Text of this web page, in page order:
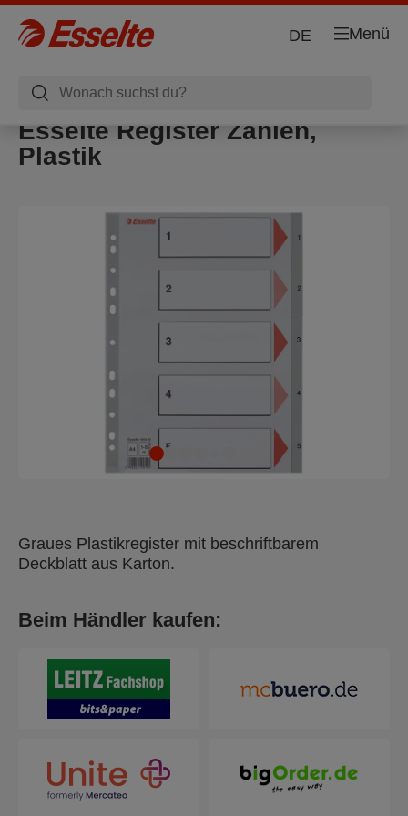
Menü
DE
Esselte Register Zahlen,
Plastik
Graues Plastikregister mit beschriftbarem
Deckblatt aus Karton.
Beim Händler kaufen: